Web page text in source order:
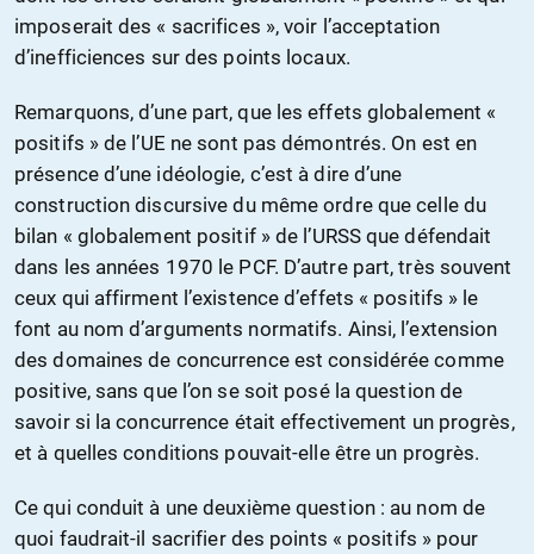
imposerait des « sacrifices », voir l’acceptation
d’inefficiences sur des points locaux.
Remarquons, d’une part, que les effets globalement «
positifs » de l’UE ne sont pas démontrés. On est en
présence d’une idéologie, c’est à dire d’une
construction discursive du même ordre que celle du
bilan « globalement positif » de l’URSS que défendait
dans les années 1970 le PCF. D’autre part, très souvent
ceux qui affirment l’existence d’effets « positifs » le
font au nom d’arguments normatifs. Ainsi, l’extension
des domaines de concurrence est considérée comme
positive, sans que l’on se soit posé la question de
savoir si la concurrence était effectivement un progrès,
et à quelles conditions pouvait-elle être un progrès.
Ce qui conduit à une deuxième question : au nom de
quoi faudrait-il sacrifier des points « positifs » pour